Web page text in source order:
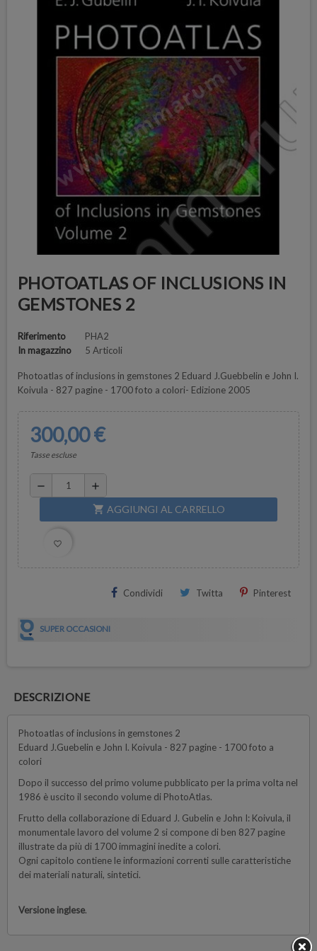
PHOTOATLAS OF INCLUSIONS IN
GEMSTONES 2
Riferimento
PHA2
In magazzino
5 Articoli
Photoatlas of inclusions in gemstones 2 Eduard J.Guebbelin e John I.
Koivula - 827 pagine - 1700 foto a colori- Edizione 2005
300,00 €
Tasse escluse
remove add
shopping_cart AGGIUNGI AL CARRELLO
favorite_border
Condividi Twitta Pinterest
SUPER OCCASIONI
DESCRIZIONE
Photoatlas of inclusions in gemstones 2
Eduard J.Guebelin e John I. Koivula - 827 pagine - 1700 foto a
colori
Dopo il successo del primo volume pubblicato per la prima volta nel
1986 è uscito il secondo volume di PhotoAtlas.
Frutto della collaborazione di Eduard J. Gubelin e John I: Koivula, il
monumentale lavoro del volume 2 si compone di ben 827 pagine
illustrate da più di 1700 immagini inedite a colori.
Ogni capitolo contiene le informazioni correnti sulle caratteristiche
dei materiali naturali, sintetici.
Versione inglese.